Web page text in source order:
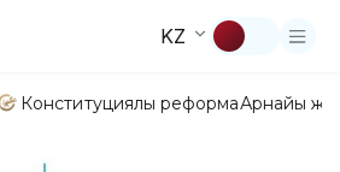
KZ
Конституциялық реформаАрнайы